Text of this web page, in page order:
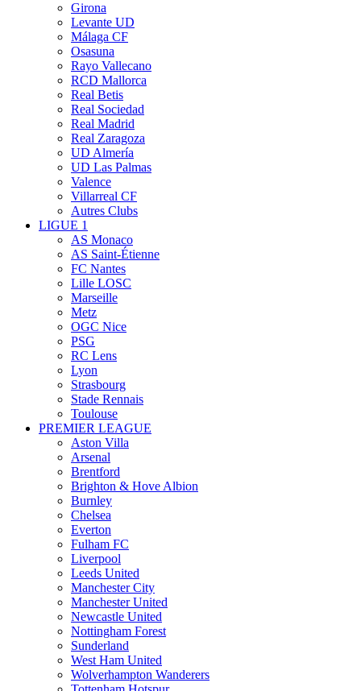
Girona
Levante UD
Málaga CF
Osasuna
Rayo Vallecano
RCD Mallorca
Real Betis
Real Sociedad
Real Madrid
Real Zaragoza
UD Almería
UD Las Palmas
Valence
Villarreal CF
Autres Clubs
LIGUE 1
AS Monaco
AS Saint-Étienne
FC Nantes
Lille LOSC
Marseille
Metz
OGC Nice
PSG
RC Lens
Lyon
Strasbourg
Stade Rennais
Toulouse
PREMIER LEAGUE
Aston Villa
Arsenal
Brentford
Brighton & Hove Albion
Burnley
Chelsea
Everton
Fulham FC
Liverpool
Leeds United
Manchester City
Manchester United
Newcastle United
Nottingham Forest
Sunderland
West Ham United
Wolverhampton Wanderers